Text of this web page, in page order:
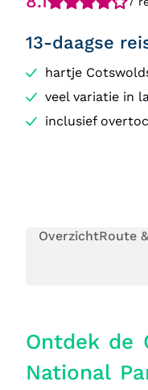
13-daagse
hartje
veel variatie in
inclusief
OverzichtRoute
Ontdek de
National